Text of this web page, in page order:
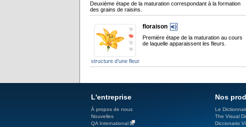
Deuxième étape de la maturation correspondant à la formation
des grains de raisins.
structure d’une fleur
floraison
Première étape de la maturation au cours
de laquelle apparaissent les fleurs.
L'entreprise
À propos de nous
Nouvelles
QA International
Nos
Le
The Visual
Diccionario